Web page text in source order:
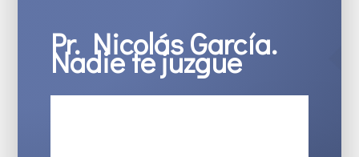
Pr. Nicolás García.
Nadie te juzgue